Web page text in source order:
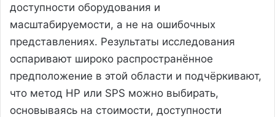
доступности оборудования и
масштабируемости, а не на ошибочных
представлениях. Результаты исследования
оспаривают широко распространённое
предположение в этой области и подчёркивают,
что метод HP или SPS можно выбирать,
основываясь на стоимости, доступности